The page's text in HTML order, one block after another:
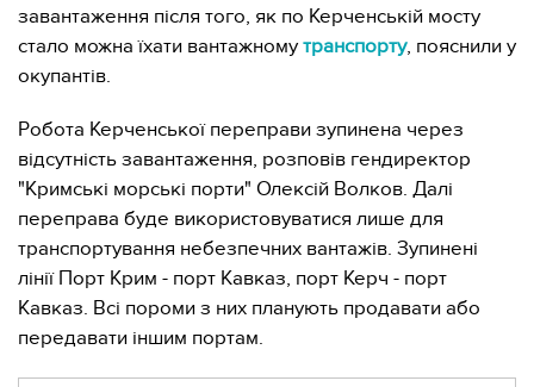
завантаження після того, як по Керченській мосту
стало можна їхати вантажному транспорту, пояснили у
окупантів.
Робота Керченської переправи зупинена через
відсутність завантаження, розповів гендиректор
"Кримські морські порти" Олексій Волков. Далі
переправа буде використовуватися лише для
транспортування небезпечних вантажів. Зупинені
лінії Порт Крим - порт Кавказ, порт Керч - порт
Кавказ. Всі пороми з них планують продавати або
передавати іншим портам.